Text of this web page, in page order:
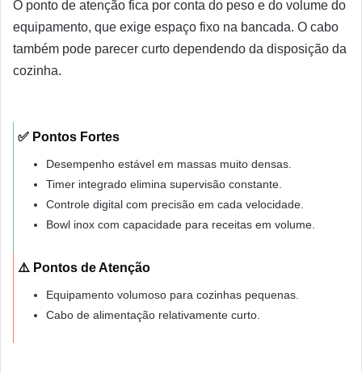
O ponto de atenção fica por conta do peso e do volume do
equipamento, que exige espaço fixo na bancada. O cabo
também pode parecer curto dependendo da disposição da
cozinha.
✅ Pontos Fortes
Desempenho estável em massas muito densas.
Timer integrado elimina supervisão constante.
Controle digital com precisão em cada velocidade.
Bowl inox com capacidade para receitas em volume.
⚠️ Pontos de Atenção
Equipamento volumoso para cozinhas pequenas.
Cabo de alimentação relativamente curto.